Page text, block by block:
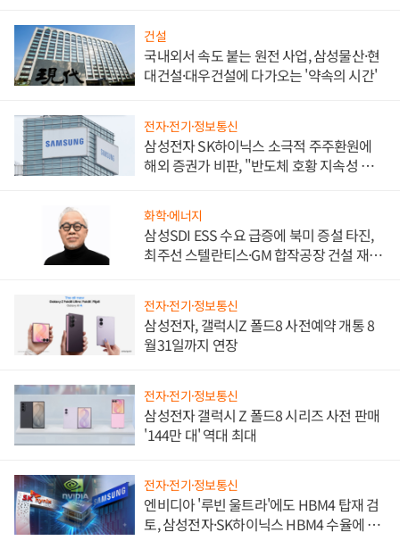
건설
국내외서 속도 붙는 원전 사업, 삼성물산·현
대건설·대우건설에 다가오는 '약속의 시간'
전자·전기·정보통신
삼성전자 SK하이닉스 소극적 주주환원에
해외 증권가 비판, "반도체 호황 지속성 의
화학·에너지
삼성SDI ESS 수요 급증에 북미 증설 타진,
최주선 스텔란티스·GM 합작공장 건설 재추
전자·전기·정보통신
삼성전자, 갤럭시Z 폴드8 사전예약 개통 8
월31일까지 연장
전자·전기·정보통신
삼성전자 갤럭시 Z 폴드8 시리즈 사전 판매
'144만 대' 역대 최대
전자·전기·정보통신
엔비디아 '루빈 울트라'에도 HBM4 탑재 검
토, 삼성전자·SK하이닉스 HBM4 수율에 주